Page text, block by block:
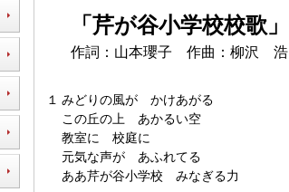
「芹が谷小学校校歌」
作詞：山本瓔子 作曲：柳沢 浩
１ みどりの風が かけあがる
この丘の上 あかるい空
教室に 校庭に
元気な声が あふれてる
ああ芹が谷小学校 みなぎる力